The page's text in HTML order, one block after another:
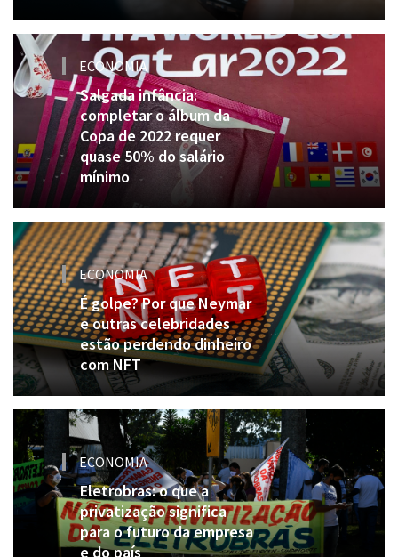
ECONOMIA
Salgada infância:
completar o álbum da
Copa de 2022 requer
quase 50% do salário
mínimo
ECONOMIA
É golpe? Por que Neymar
e outras celebridades
estão perdendo dinheiro
com NFT
ECONOMIA
Eletrobras: o que a
privatização significa
para o futuro da empresa
e do país